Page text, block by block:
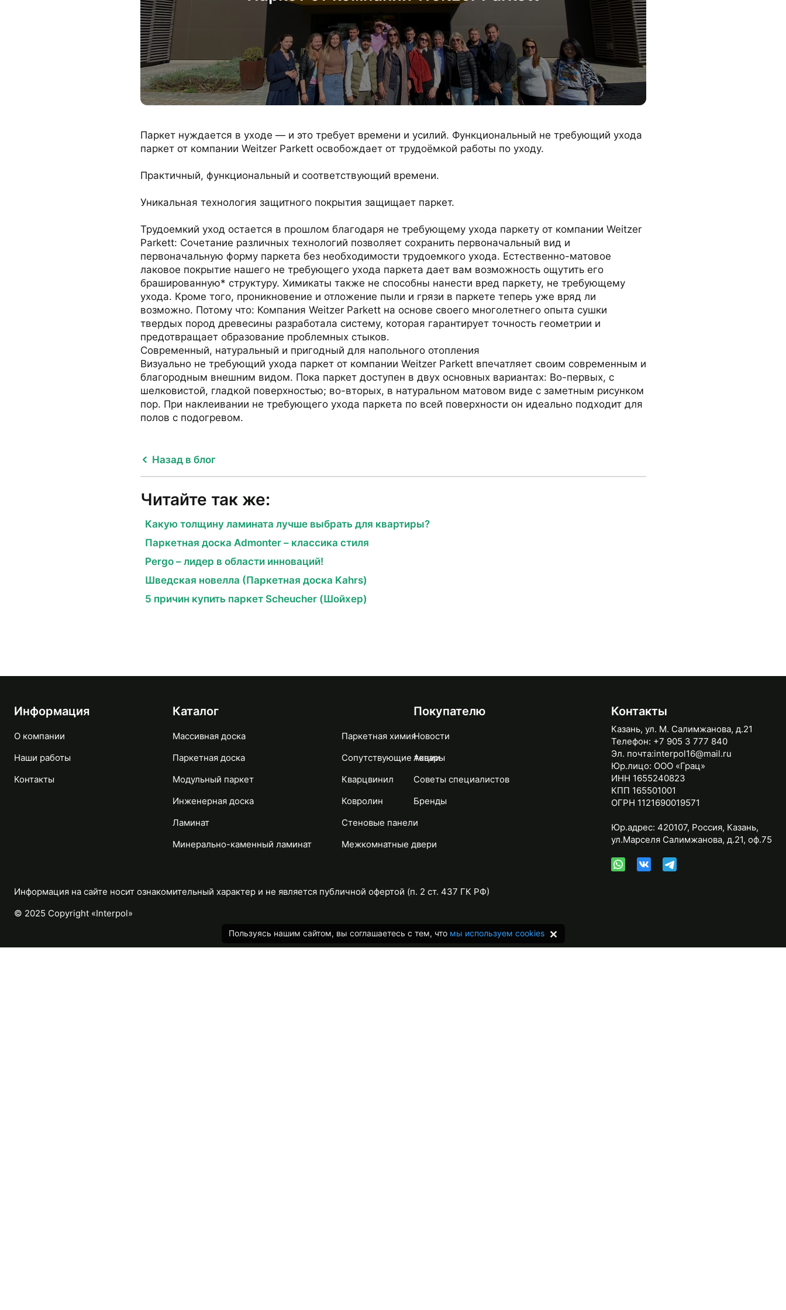
Паркет нуждается в уходе — и это требует времени и усилий. Функциональный не требующий ухода
паркет от компании Weitzer Parkett освобождает от трудоёмкой работы по уходу.
Практичный, функциональный и соответствующий времени.
Уникальная технология защитного покрытия защищает паркет.
Трудоемкий уход остается в прошлом благодаря не требующему ухода паркету от компании Weitzer
Parkett: Сочетание различных технологий позволяет сохранить первоначальный вид и
первоначальную форму паркета без необходимости трудоемкого ухода. Естественно-матовое
лаковое покрытие нашего не требующего ухода паркета дает вам возможность ощутить его
брашированную* структуру. Химикаты также не способны нанести вред паркету, не требующему
ухода. Кроме того, проникновение и отложение пыли и грязи в паркете теперь уже вряд ли
возможно. Потому что: Компания Weitzer Parkett на основе своего многолетнего опыта сушки
твердых пород древесины разработала систему, которая гарантирует точность геометрии и
предотвращает образование проблемных стыков.
Современный, натуральный и пригодный для напольного отопления
Визуально не требующий ухода паркет от компании Weitzer Parkett впечатляет своим современным и
благородным внешним видом. Пока паркет доступен в двух основных вариантах: Во-первых, с
шелковистой, гладкой поверхностью; во-вторых, в натуральном матовом виде с заметным рисунком
пор. При наклеивании не требующего ухода паркета по всей поверхности он идеально подходит для
полов с подогревом.
Назад в блог
Читайте так же:
Какую толщину ламината лучше выбрать для квартиры?
Паркетная доска Admonter – классика стиля
Pergo – лидер в области инноваций!
Шведская новелла (Паркетная доска Kahrs)
5 причин купить паркет Scheucher (Шойхер)
Информация
О компании
Наши работы
Контакты
Каталог
Массивная доска
Паркетная доска
Модульный паркет
Инженерная доска
Ламинат
Минерально-каменный ламинат
Паркетная химия
Сопутствующие товары
Кварцвинил
Ковролин
Стеновые панели
Межкомнатные двери
Покупателю
Новости
Акции
Советы специалистов
Бренды
Контакты
Казань, ул. М. Салимжанова, д.21
Телефон: +7 905 3 777 840
Эл. почта:interpol16@mail.ru
Юр.лицо: ООО «Грац»
ИНН 1655240823
КПП 165501001
ОГРН 1121690019571
Юр.адрес: 420107, Россия, Казань,
ул.Марселя Салимжанова, д.21, оф.75
Информация на сайте носит ознакомительный характер и не является публичной офертой (п. 2 ст. 437 ГК РФ)
© 2025 Copyright «Interpol»
Пользуясь нашим сайтом, вы соглашаетесь с тем, что мы используем cookies